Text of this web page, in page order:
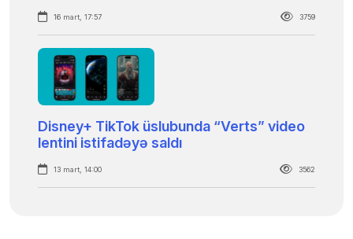
16 mart, 17:57 3759
Disney+ TikTok üslubunda “Verts” video
lentini istifadəyə saldı
13 mart, 14:00 3562